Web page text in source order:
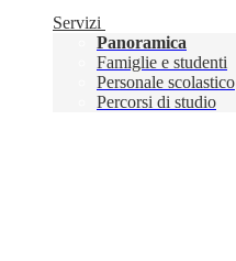
Servizi
Panoramica
Famiglie e studenti
Personale scolastico
Percorsi di studio